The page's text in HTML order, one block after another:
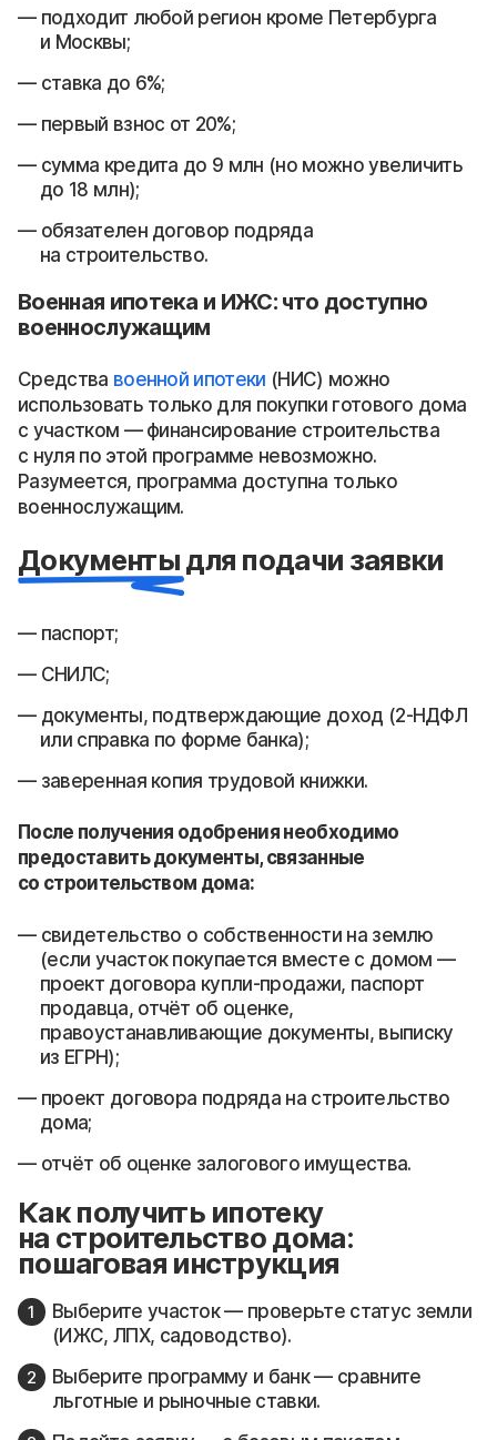
подходит любой регион кроме Петербурга
и Москвы;
ставка до 6%;
первый взнос от 20%;
сумма кредита до 9 млн (но можно увеличить
до 18 млн);
обязателен договор подряда
на строительство.
Военная ипотека и ИЖС: что доступно
военнослужащим
Средства военной ипотеки (НИС) можно
использовать только для покупки готового дома
с участком — финансирование строительства
с нуля по этой программе невозможно.
Разумеется, программа доступна только
военнослужащим.
Документы для подачи заявки
паспорт;
СНИЛС;
документы, подтверждающие доход (2-НДФЛ
или справка по форме банка);
заверенная копия трудовой книжки.
После получения одобрения необходимо
предоставить документы, связанные
со строительством дома:
свидетельство о собственности на землю
(если участок покупается вместе с домом —
проект договора купли-продажи, паспорт
продавца, отчёт об оценке,
правоустанавливающие документы, выписку
из ЕГРН);
проект договора подряда на строительство
дома;
отчёт об оценке залогового имущества.
Как получить ипотеку
на строительство дома:
пошаговая инструкция
Выберите участок — проверьте статус земли
(ИЖС, ЛПХ, садоводство).
Выберите программу и банк — сравните
льготные и рыночные ставки.